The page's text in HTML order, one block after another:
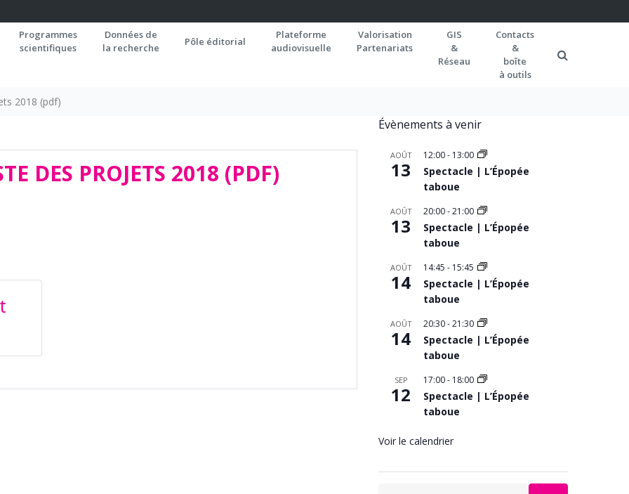
Programmes
scientifiques
Données de
la recherche
Pôle éditorial
Plateforme
audiovisuelle
Valorisation
Partenariats
GIS
&
Réseau
Contacts
&
boîte
à outils
2018 (pdf)
DES PROJETS 2018 (PDF)
Évènements à venir
AOÛT
13
12:00- 13:00
Spectacle | L’Épopée
taboue
AOÛT
13
20:00-21:00
Spectacle | L’Épopée
taboue
AOÛT
14
14:45 - 15:45
Spectacle | L’Épopée
taboue
AOÛT
14
20:30-21:30
Spectacle | L’Épopée
taboue
SEP
12
17:00- 18:00
Spectacle | L’Épopée
taboue
Voir le calendrier